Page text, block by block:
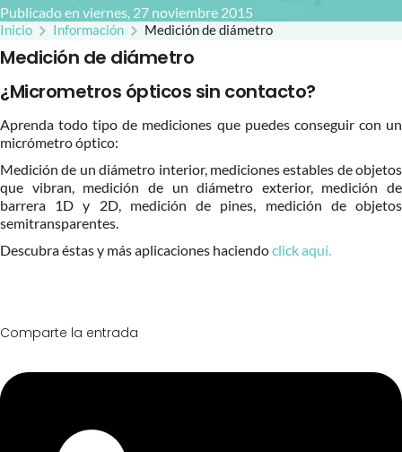
Publicado en viernes, 27 noviembre 2015
Inicio Información Medición de diámetro
Medición de diámetro
¿Micrometros ópticos sin contacto?
Aprenda todo tipo de mediciones que puedes conseguir con un
micrómetro óptico:
Medición de un diámetro interior, mediciones estables de objetos
que vibran, medición de un diámetro exterior, medición de
barrera 1D y 2D, medición de pines, medición de objetos
semitransparentes.
Descubra éstas y más aplicaciones haciendoclick aquí.
Comparte la entrada